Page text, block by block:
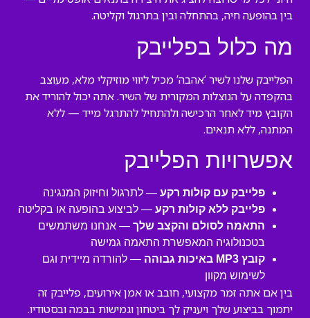
בין בהופעה חיה, בהתחלה ובין בתרגול וקליטה.
מה כלול בפלייבק
הפלייבק שלנו לשיר ‘אהבה’ מכיל ליווי מוזיקלי מלא, מעוצב
בהקפדה על הנוצלות המקורית של השיר. אתה יכול להוריד את
הקובץ מיד לאחר הרכישה ולהתחיל להתרגל מייד — ללא
המתנה, ללא תנאים.
אפשרויות הפלייבק
פלייבק עם קולות רקע — לתרגול וחיזוק המנגינה
פלייבק ללא קולות רקע — לביצוע בהופעה או בקליטה
התאמה לסולם והקצב שלך — אנחנו משתמשים
בטכנולוגיה המאפשרת התאמה גמישה
קובץ MP3 באיכות גבוהה
— להורדה מיידית וגם
לשימוש מקוון
בין אם אתה זמר מקצועי, חובב או אמן אירועים, פלייבק זה
יתמוך בביצוע שלך ויעניק לך ביטחון וגמישות בבמה ובסטודיו.